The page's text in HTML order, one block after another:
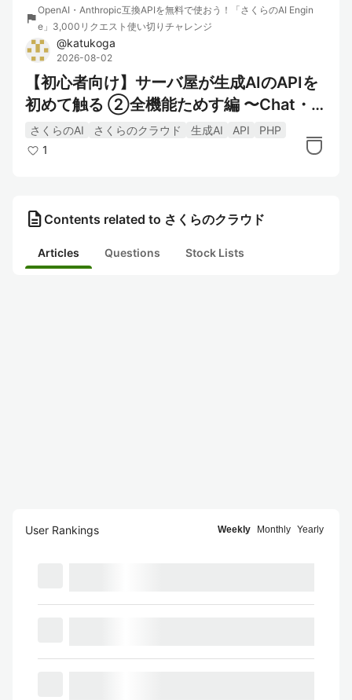
flag
OpenAI・Anthropic互換APIを無料で使おう！「さくらのAI Engin
e」3,000リクエスト使い切りチャレンジ
@katukoga
2026-08-02
【初心者向け】サーバ屋が生成AIのAPIを
初めて触る ②全機能ためす編 〜Chat・ス
トリーミング・ベクトル埋め込み・音声ま
で一気に体験〜
さくらのAI さくらのクラウド 生成AI API
PHP
1
description Contents related to さくらのクラウド
Articles Questions Stock Lists
User Rankings Weekly Monthly Yearly